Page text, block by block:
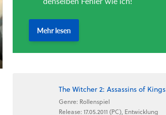
The Witcher 2: Assassins of Kings
Genre: Rollenspiel
Release: 17.05.2011 (PC), Entwicklung